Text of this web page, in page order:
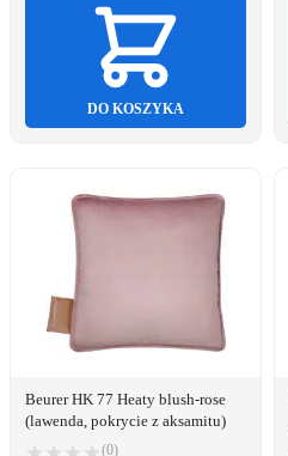
DO KOSZYKA
Beurer HK 77 Heaty blush-rose
(lawenda, pokrycie z aksamitu)
(0)